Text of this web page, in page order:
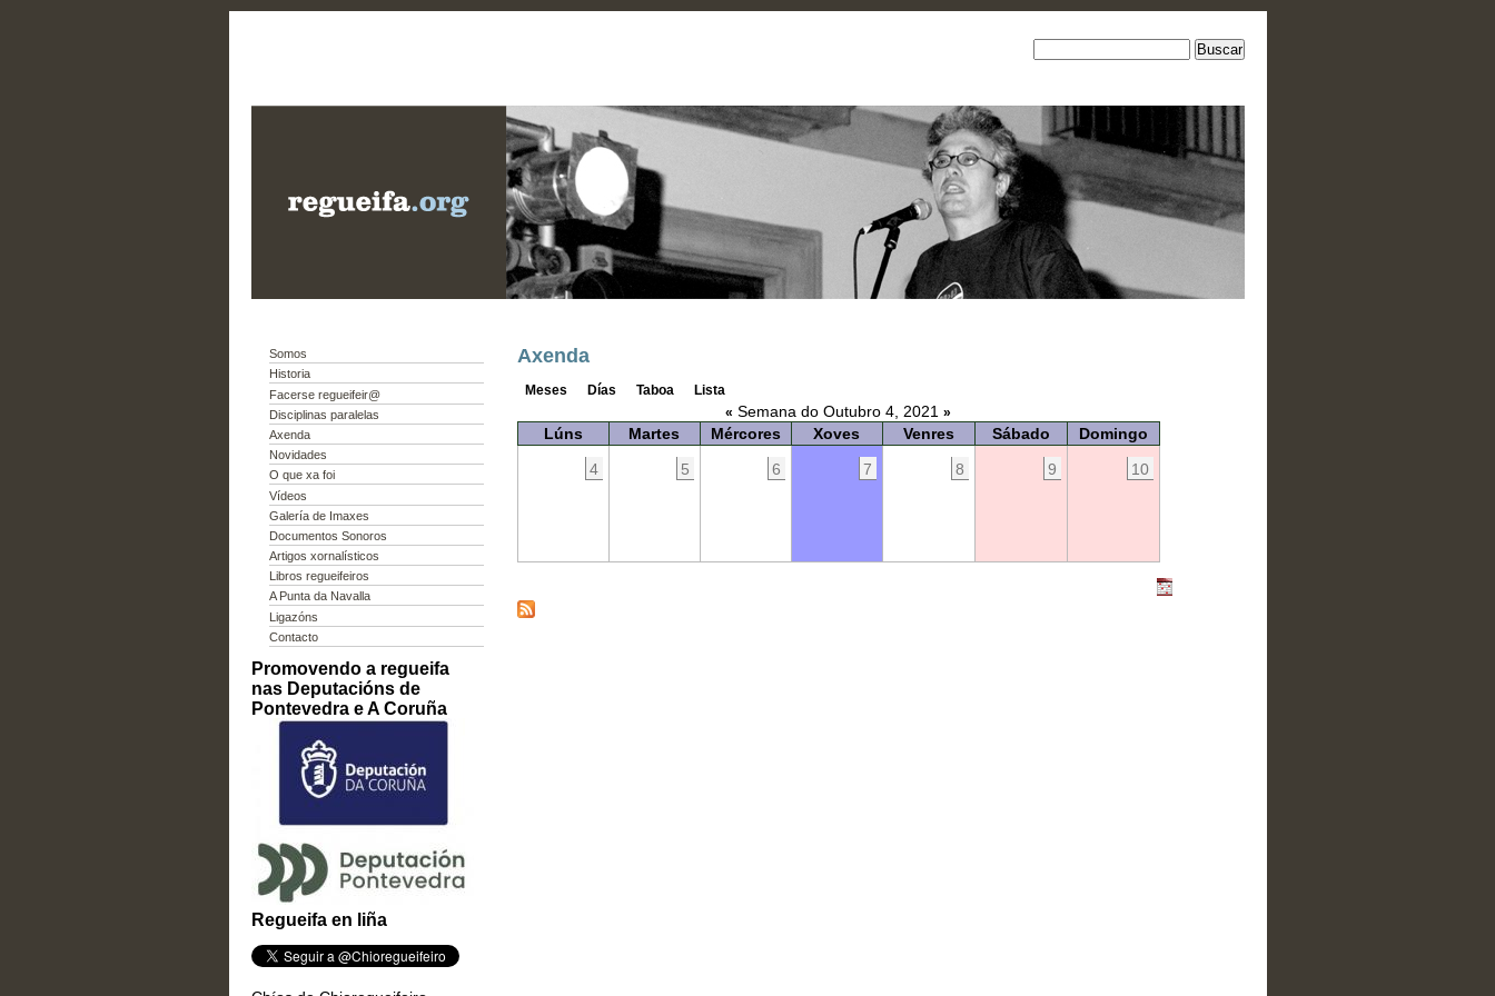
Somos
Historia
Facerse regueifeir@
Disciplinas paralelas
Axenda
Novidades
O que xa foi
Vídeos
Galería de Imaxes
Documentos Sonoros
Artigos xornalísticos
Libros regueifeiros
A Punta da Navalla
Ligazóns
Contacto
Promovendo a regueifa
nas Deputacións de
Pontevedra e A Coruña
Regueifa en liña
Axenda
Meses Días Taboa
Lista
« Semana do Outubro 4, 2021 »
Lúns Martes Mércores Xoves Venres Sábado
Domingo
4
5 6 7 8 9 10